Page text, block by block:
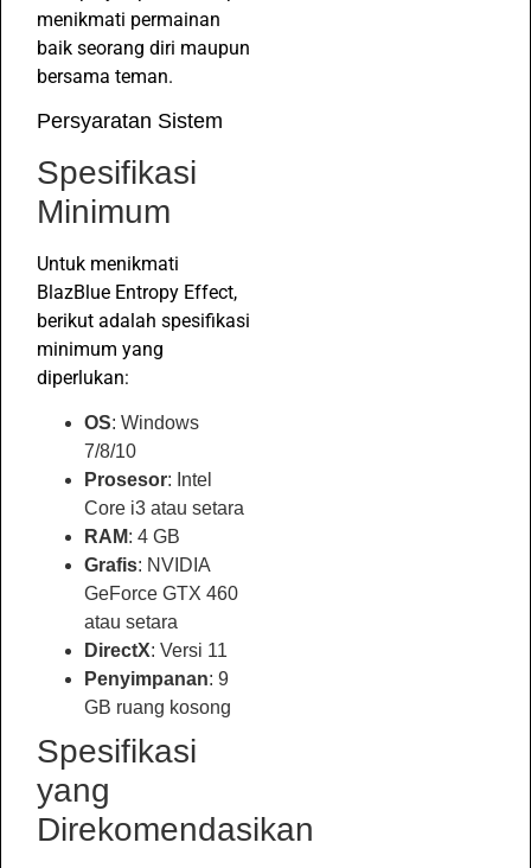
menikmati permainan
baik seorang diri maupun
bersama teman.
Persyaratan Sistem
Spesifikasi
Minimum
Untuk menikmati
BlazBlue Entropy Effect,
berikut adalah spesifikasi
minimum yang
diperlukan:
OS: Windows
7/8/10
Prosesor: Intel
Core i3 atau setara
RAM: 4 GB
Grafis: NVIDIA
GeForce GTX 460
atau setara
DirectX: Versi 11
Penyimpanan: 9
GB ruang kosong
Spesifikasi
yang
Direkomendasikan